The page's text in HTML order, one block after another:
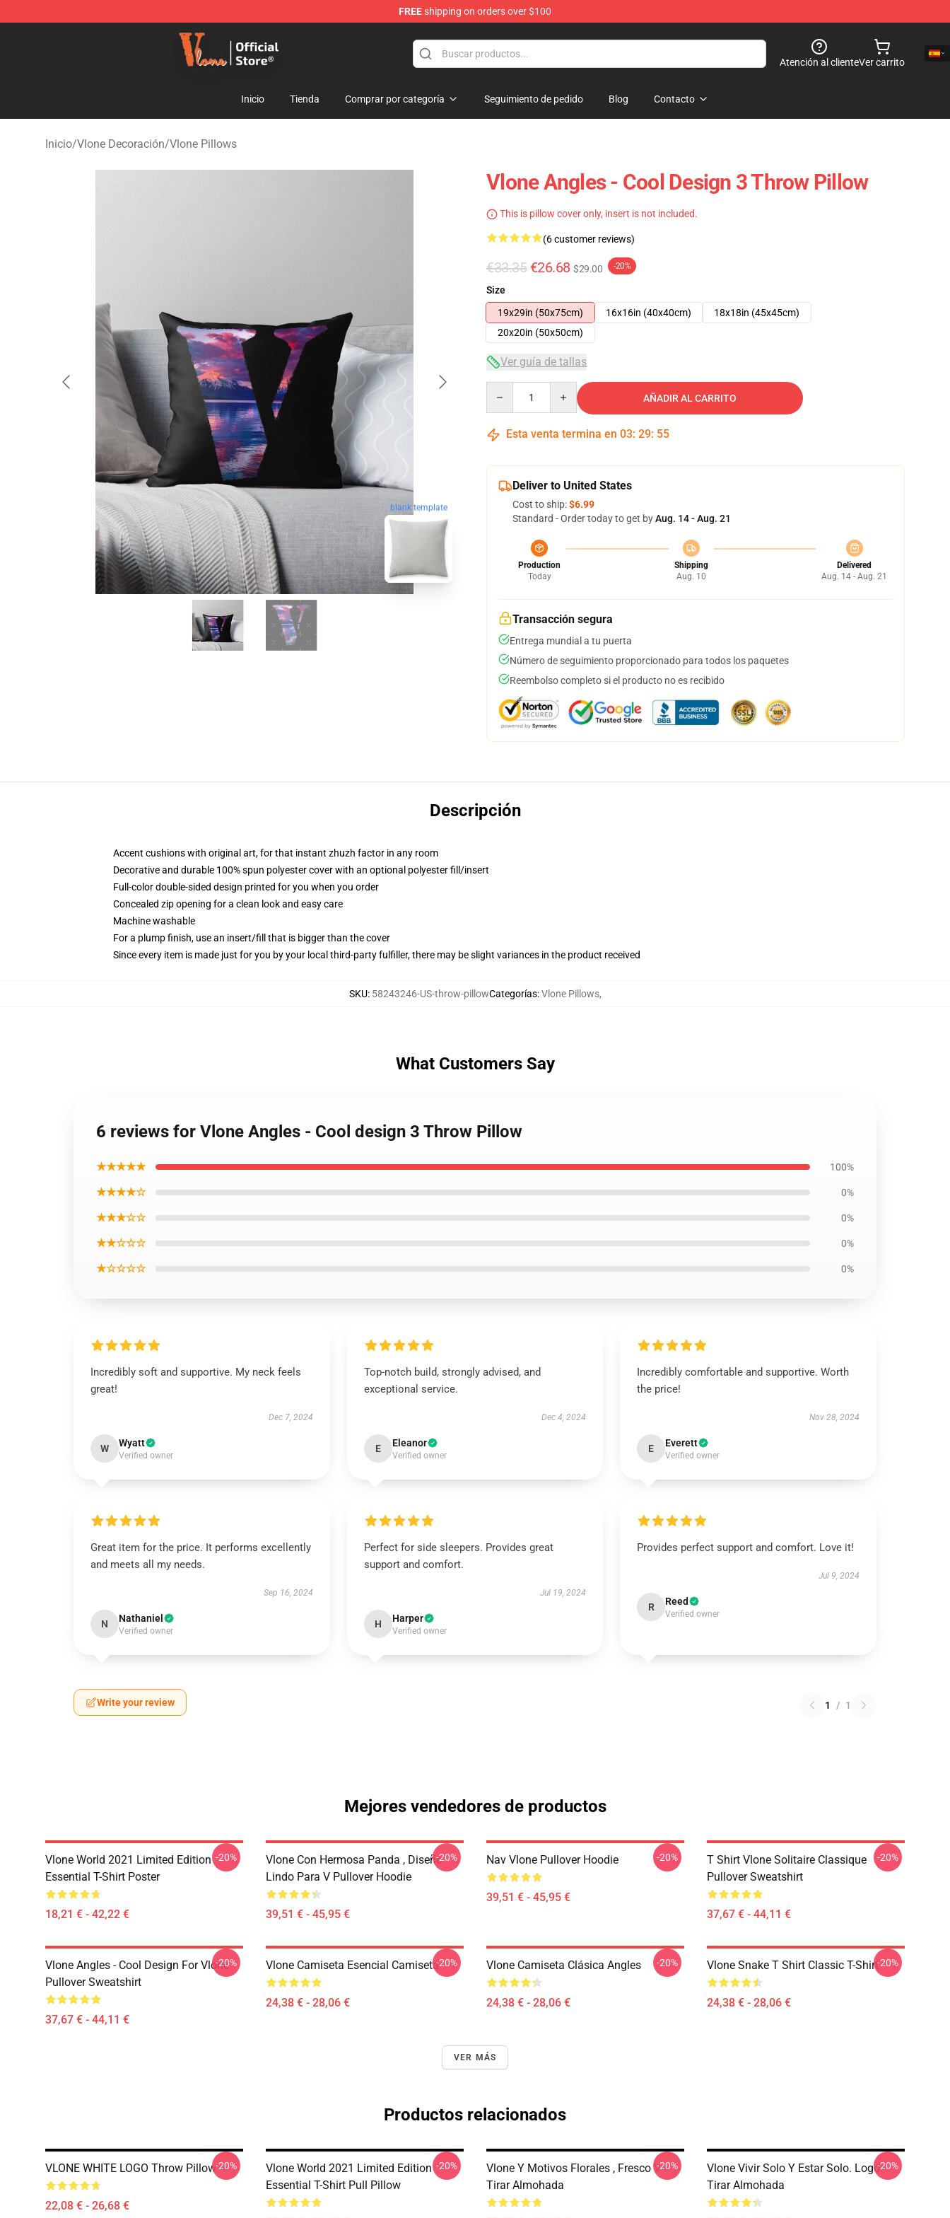
FREEshipping on orders over $100
Vlone Shop - Official Vlone Merchandise Store
Atención al clienteVer carrito
Inicio Tienda Comprar por categoría Seguimiento de pedido Blog Contacto
Inicio/Vlone Decoración/Vlone Pillows
blank template
Vlone Angles - Cool Design 3 Throw Pillow
This is pillow cover only, insert is not included.
(6 customer reviews)
€33.35 €26.68 $29.00 -20%
Size
19x29in (50x75cm)
16x16in (40x40cm)
18x18in (45x45cm)
20x20in (50x50cm)
Ver guía de tallas
AÑADIR AL CARRITO
Esta venta termina en 03: 29: 54
Deliver to United States
Cost to ship:$6.99
Standard - Order today to get byAug. 14 - Aug. 21
Production
Today
Shipping
Aug. 10
Delivered
Aug. 14 - Aug. 21
Transacción segura
Entrega mundial a tu puerta
Número de seguimiento proporcionado para todos los paquetes
Reembolso completo si el producto no es recibido
Descripción
Accent cushions with original art, for that instant zhuzh factor in any room
Decorative and durable 100% spun polyester cover with an optional polyester fill/insert
Full-color double-sided design printed for you when you order
Concealed zip opening for a clean look and easy care
Machine washable
For a plump finish, use an insert/fill that is bigger than the cover
Since every item is made just for you by your local third-party fulfiller, there may be slight variances in the product received
SKU: 58243246-US-throw-pillowCategorías:Vlone Pillows,
What Customers Say
6 reviews for Vlone Angles - Cool design 3 Throw Pillow
★★★★★ 100%
★★★★☆ 0%
★★★☆☆ 0%
★★☆☆☆ 0%
★☆☆☆☆ 0%
Incredibly soft and supportive. My neck feels
great!
Dec 7, 2024
W Wyatt
Verified owner
Top-notch build, strongly advised, and
exceptional service.
Dec 4, 2024
E Eleanor
Verified owner
Incredibly comfortable and supportive. Worth
the price!
Nov 28, 2024
E Everett
Verified owner
Great item for the price. It performs excellently
and meets all my needs.
Sep 16, 2024
N Nathaniel
Verified owner
Perfect for side sleepers. Provides great
support and comfort.
Jul 19, 2024
H Harper
Verified owner
Provides perfect support and comfort. Love it!
Jul 9, 2024
R Reed
Verified owner
Write your review 1 / 1
Mejores vendedores de productos
Vlone World 2021 Limited Edition
Essential T-Shirt Poster
18,21 € - 42,22 €
-20%
Vlone Con Hermosa Panda , Diseño
Lindo Para V Pullover Hoodie
39,51 € - 45,95 €
-20% Nav Vlone Pullover Hoodie
39,51 € - 45,95 €
-20%
T Shirt Vlone Solitaire Classique
Pullover Sweatshirt
37,67 € - 44,11 €
-20%
Vlone Angles - Cool Design For Vlone
Pullover Sweatshirt
37,67 € - 44,11 €
-20% Vlone Camiseta Esencial Camiseta
24,38 € - 28,06 €
-20% Vlone Camiseta Clásica Angles
24,38 € - 28,06 €
-20% Vlone Snake T Shirt Classic T-Shirt
24,38 € - 28,06 €
-20%
VER MÁS
Productos relacionados
VLONE WHITE LOGO Throw Pillow
22,08 € - 26,68 €
-20%
Vlone World 2021 Limited Edition
Essential T-Shirt Pull Pillow
-20%
Vlone Y Motivos Florales , Fresco V
Tirar Almohada
-20%
Vlone Vivir Solo Y Estar Solo. Logo.
Tirar Almohada
-20%